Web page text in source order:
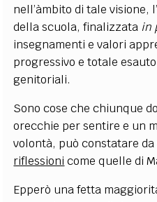
nell’àmbito di tale visione,
della scuola, finalizzata in
insegnamenti e valori
progressivo e totale
genitoriali.
Sono cose che chiunque
orecchie per sentire e un
volontà, può constatare
riflessioni come quelle di
Epperò una fetta